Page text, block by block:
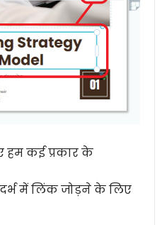
कई प्रकार के
में लिंक जोड़ने के लिए